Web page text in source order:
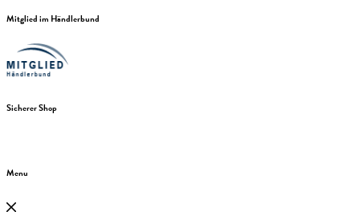
Mitglied im Händlerbund
Sicherer Shop
Menu